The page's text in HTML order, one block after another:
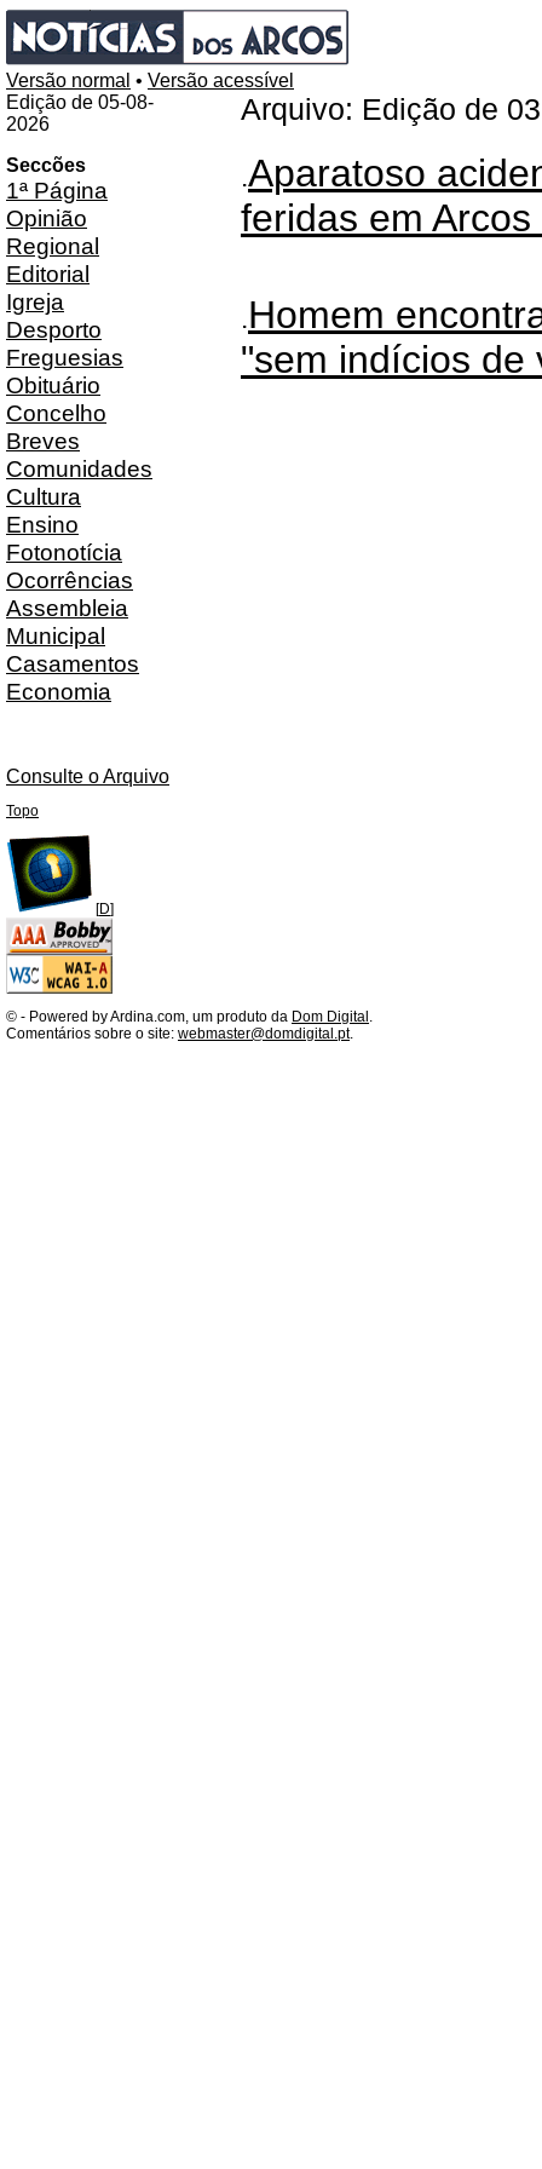
Versão normal • Versão acessível
Edição de 05-08-
2026
Seccões
1ª Página
Opinião
Regional
Editorial
Igreja
Desporto
Freguesias
Obituário
Concelho
Breves
Comunidades
Cultura
Ensino
Fotonotícia
Ocorrências
Assembleia
Municipal
Casamentos
Economia
Consulte o Arquivo
Arquivo: Edição de
.Aparatoso
feridas em
.Homem
"sem indícios de
Topo
[D]
© - Powered by Ardina.com, um produto da Dom Digital .
Comentários sobre o site: webmaster@domdigital.pt.